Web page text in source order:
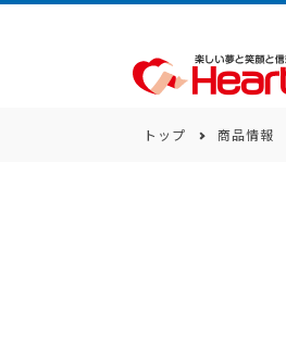
商
カテゴリー
トップ 商品情報